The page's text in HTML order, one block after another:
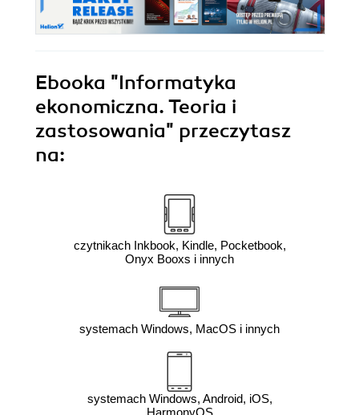
Ebooka "Informatyka
ekonomiczna. Teoria i
zastosowania" przeczytasz
na:
czytnikach Inkbook, Kindle, Pocketbook,
Onyx Booxs i innych
systemach Windows, MacOS i innych
systemach Windows, Android, iOS,